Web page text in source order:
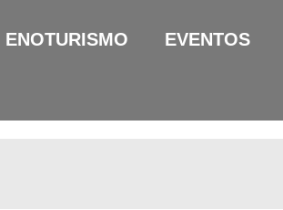
ENOTURISMO EVENTOS